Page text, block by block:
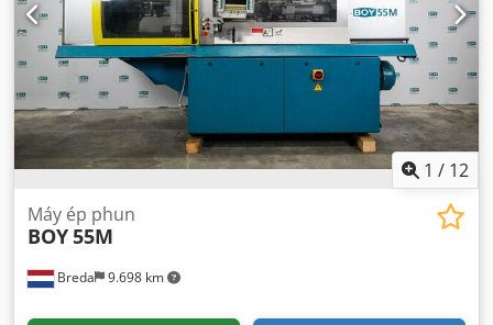
1 / 12
Breda 9.698 km
Máy ép phun
BOY55M